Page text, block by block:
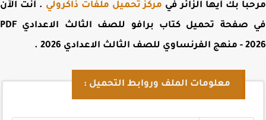
بك أيها الزائر فيمركز تحميل ملفات ذاكرولي. أنت الآن
صفحة
تحميل كتاب برافو للصف الثالث الاعدادي PDF
منهج الفرنساوي للصف الثالث الاعدادي 2026 .
معلومات الملف وروابط التحميل :